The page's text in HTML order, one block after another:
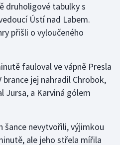
druholigové tabulky s
Ústí nad Labem.
přišli o vyloučeného
fauloval ve vápně Presla
jej nahradil Chrobok,
Jursa, a Karviná gólem
šance nevytvořili, výjimkou
ale jeho střela mířila